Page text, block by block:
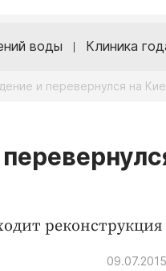
воды Клиника
и перевернулся на